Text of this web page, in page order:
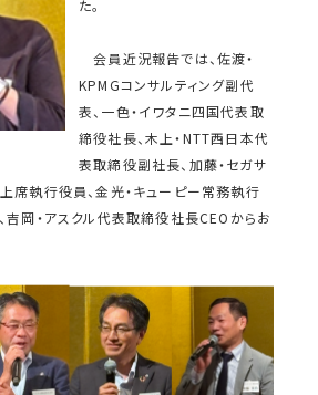
た。
会員近況報告では、佐渡・
KPMGコンサルティング副代
表、一色・イワタニ四国代表取
締役社長、木上・NTT西日本代
表取締役副社長、加藤・セガサ
席執行役員、金光・キューピー常務執行
吉岡・アスクル代表取締役社長CEOからお